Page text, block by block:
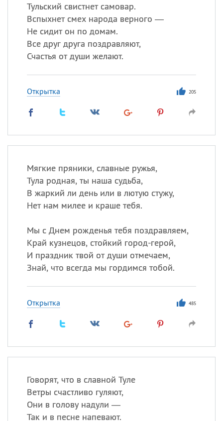
Тульский свистнет самовар.
Вспыхнет смех народа верного —
Не сидит он по домам.
Все друг друга поздравляют,
Счастья от души желают.
Открытка 205
Мягкие пряники, славные ружья,
Тула родная, ты наша судьба,
В жаркий ли день или в лютую стужу,
Нет нам милее и краше тебя.
Мы с Днем рожденья тебя поздравляем,
Край кузнецов, стойкий город-герой,
И праздник твой от души отмечаем,
Знай, что всегда мы гордимся тобой.
Открытка 485
Говорят, что в славной Туле
Ветры счастливо гуляют,
Они в голову надули —
Так и в песне напевают.